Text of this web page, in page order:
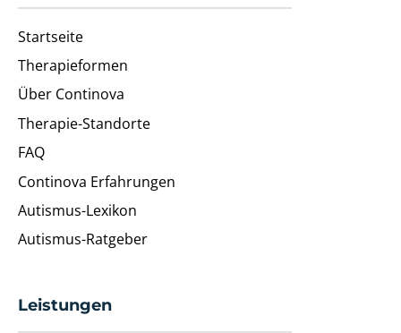
Startseite
Therapieformen
Über Continova
Therapie-Standorte
FAQ
Continova Erfahrungen
Autismus-Lexikon
Autismus-Ratgeber
Leistungen